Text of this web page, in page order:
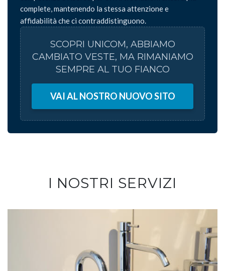
complete, mantenendo la stessa attenzione e
affidabilità che ci contraddistinguono.
SCOPRI UNICOM, ABBIAMO
CAMBIATO VESTE, MA RIMANIAMO
SEMPRE AL TUO FIANCO
VAI AL NOSTRO NUOVO SITO
I NOSTRI SERVIZI